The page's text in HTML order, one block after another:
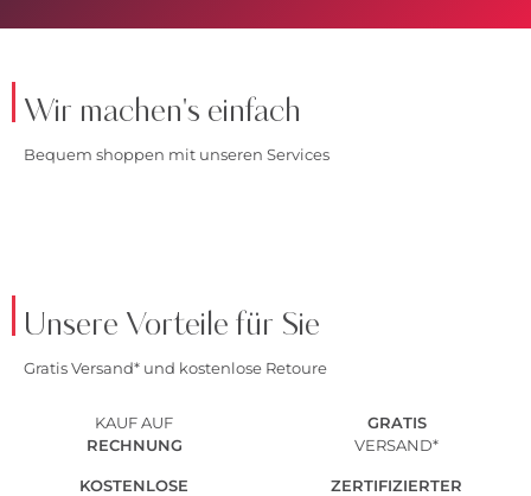
Wir machen's einfach
Bequem shoppen mit unseren Services
Unsere Vorteile für Sie
Gratis Versand* und kostenlose Retoure
KAUF AUF
RECHNUNG
GRATIS
VERSAND*
KOSTENLOSE
ZERTIFIZIERTER